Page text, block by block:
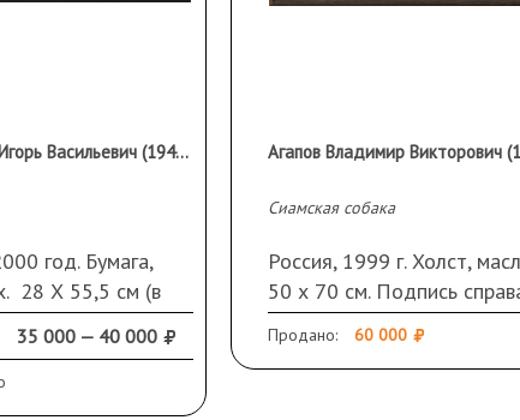
Кислицын Игорь Васильевич (1948 г.р.)
год. Бумага,
28 Х 55,5 см (в
72,5 см (по
паспарту.
и дата справа
35 000 — 40 000
Сиамская собака
Россия, 1999 г. Холст,
50 х 70 см. Подпись
внизу. В раме.
Продано: 60 000